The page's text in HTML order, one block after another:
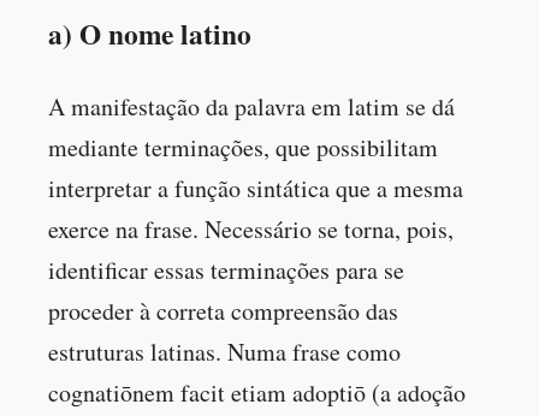
a) O nome latino
A manifestação da palavra em latim se dá
mediante terminações, que possibilitam
interpretar a função sintática que a mesma
exerce na frase. Necessário se torna, pois,
identificar essas terminações para se
proceder à correta compreensão das
estruturas latinas. Numa frase como
cognatiōnem facit etiam adoptiō (a adoção